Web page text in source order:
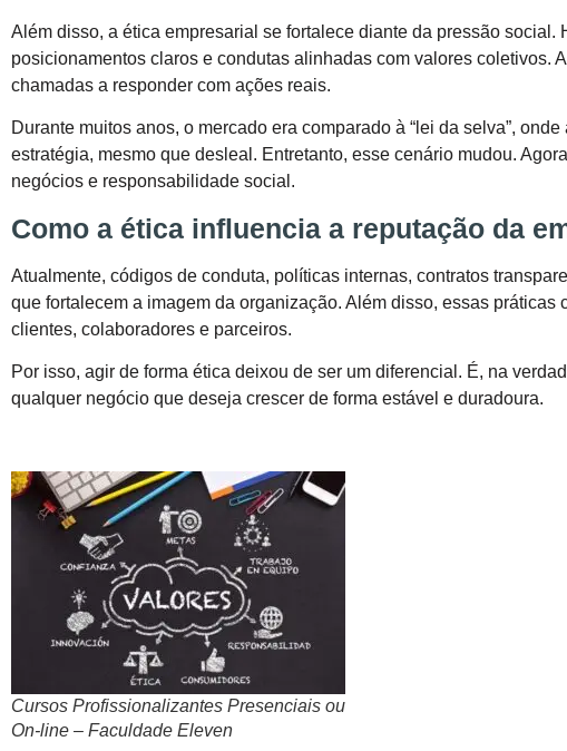
Além disso, a ética empresarial se fortalece diante da pressão social.
posicionamentos claros e condutas alinhadas com valores coletivos.
chamadas a responder com ações reais.
Durante muitos anos, o mercado era comparado à “lei da selva”,
estratégia, mesmo que desleal. Entretanto, esse cenário mudou.
negócios e responsabilidade social.
Como a ética influencia a reputação da
Atualmente, códigos de conduta, políticas internas, contratos
que fortalecem a imagem da organização. Além disso, essas práticas
clientes, colaboradores e parceiros.
Por isso, agir de forma ética deixou de ser um diferencial. É, na
qualquer negócio que deseja crescer de forma estável e duradoura.
Cursos Profissionalizantes Presenciais ou
On-line – Faculdade Eleven